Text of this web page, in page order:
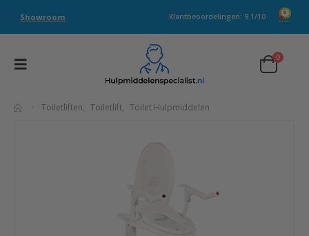
Showroom Klantbeoordelingen: 9.1/10
0
Toiletliften, Toiletlift, Toilet Hulpmiddelen